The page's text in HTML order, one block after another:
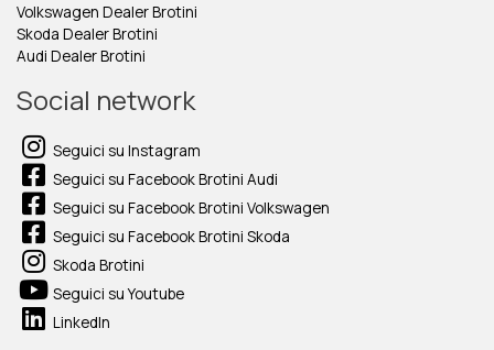
Volkswagen Dealer Brotini
Skoda Dealer Brotini
Audi Dealer Brotini
Social network
Seguici su Instagram
Seguici su Facebook Brotini Audi
Seguici su Facebook Brotini Volkswagen
Seguici su Facebook Brotini Skoda
Skoda Brotini
Seguici su Youtube
LinkedIn